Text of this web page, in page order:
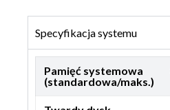
Specyfikacja systemu
Pamięć systemowa
(standardowa/maks.)